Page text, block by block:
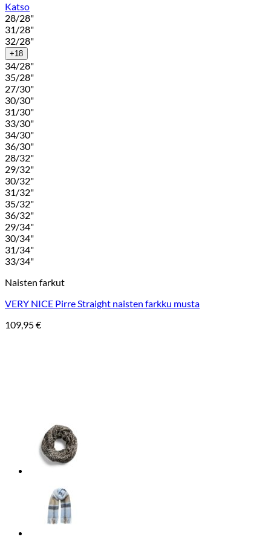
Katso
28/28"
31/28"
32/28"
+18
34/28"
35/28"
27/30"
30/30"
31/30"
33/30"
34/30"
36/30"
28/32"
29/32"
30/32"
31/32"
35/32"
36/32"
29/34"
30/34"
31/34"
33/34"
Naisten farkut
VERY NICE Pirre Straight naisten farkku musta
109,95€